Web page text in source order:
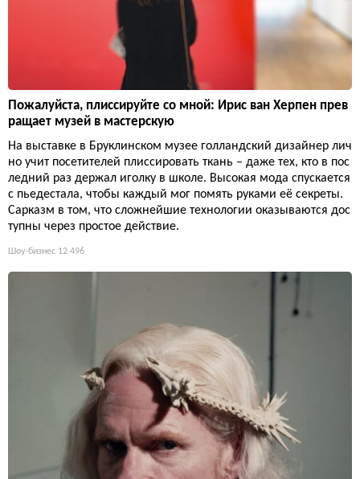
Пожалуйста, плиссируйте со мной: Ирис ван Херпен прев
ращает музей в мастерскую
На выставке в Бруклинском музее голландский дизайнер лич
но учит посетителей плиссировать ткань – даже тех, кто в пос
ледний раз держал иголку в школе. Высокая мода спускается
с пьедестала, чтобы каждый мог помять руками её секреты.
Сарказм в том, что сложнейшие технологии оказываются дос
тупны через простое действие.
Шоу-бизнес 12 496